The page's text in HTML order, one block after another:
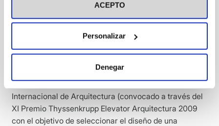
ACEPTO
Personalizar
Denegar
autónomo, aquello que el Arte Concreto Naum Gabo,
Max Bill o Auguste Herbin se empeñó en explicar y que
sin duda diferencia las arquitecturas desconocidas de
otras cuestiones banales. Así, la publicación del
ESTRATEGIAS DE PRODUCCIÓN ARQUITECTÓNICA,
pone en práctica con ocasión del Concurso
Internacional de Arquitectura (convocado a través del
XI Premio Thyssenkrupp Elevator Arquitectura 2009
con el objetivo de seleccionar el diseño de una